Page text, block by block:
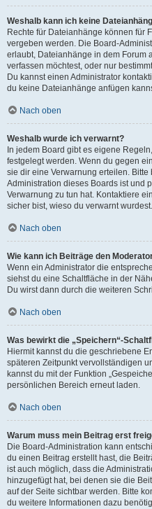
Weshalb kann ich keine
Rechte für Dateianhänge können für
vergeben werden. Die Board-
erlaubt, Dateianhänge in dem Forum
verfassen möchtest, oder nur
Du kannst einen Administrator
du keine Dateianhänge anfügen
Nach oben
Weshalb wurde ich verwarnt?
In jedem Board gibt es eigene
festgelegt werden. Wenn du gegen
sie dir eine Verwarnung erteilen.
Administration dieses Boards ist und
Verwarnung zu tun hat. Kontaktiere
sicher bist, wieso du verwarnt wurdest.
Nach oben
Wie kann ich Beiträge den
Wenn ein Administrator die
siehst du eine Schaltfläche in der
Du wirst dann durch die weiteren
Nach oben
Was bewirkt die „Speichern“-
Hiermit kannst du die geschriebene
späteren Zeitpunkt vervollständigen
kannst du mit der Funktion
persönlichen Bereich erneut laden.
Nach oben
Warum muss mein Beitrag erst
Die Board-Administration kann
du einen Beitrag erstellt hast, die
ist auch möglich, dass die
hinzugefügt hat, bei denen sie die
auf der Seite sichtbar werden. Bitte
du weitere Informationen dazu